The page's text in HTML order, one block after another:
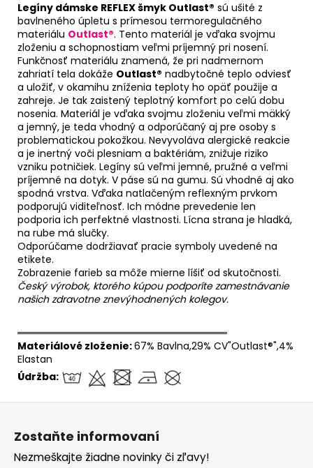
Legíny dámske REFLEX šmyk Outlast® sú ušité z
bavlneného úpletu s prímesou termoregulačného
materiálu Outlast®. Tento materiál je vďaka svojmu
zloženiu a schopnostiam veľmi príjemný pri nosení.
Funkčnosť materiálu znamená, že pri nadmernom
zahriatí tela dokáže Outlast® nadbytočné teplo odviesť
a uložiť, v okamihu zníženia teploty ho opäť použije a
zahreje. Je tak zaistený teplotný komfort po celú dobu
nosenia. Materiál je vďaka svojmu zloženiu veľmi mäkký
a jemný, je teda vhodný a odporúčaný aj pre osoby s
problematickou pokožkou. Nevyvoláva alergické reakcie
a je inertný voči plesniam a baktériám, znižuje riziko
vzniku potničiek. Legíny sú veľmi jemné, pružné a veľmi
príjemné na dotyk. V páse sú na gumu. Sú vhodné aj ako
spodná vrstva. Vďaka natlačeným reflexným prvkom
podporujú viditeľnosť. Ich módne prevedenie len
podporia ich perfektné vlastnosti. Lícna strana je hladká,
na rube má slučky.
Odporúčame dodržiavať pracie symboly uvedené na
etikete.
Zobrazenie farieb sa môže mierne líšiť od skutočnosti.
Český výrobok, ktorého kúpou podporíte zamestnávanie
našich zdravotne znevýhodnených kolegov.
══════════════════════════════
Materiálové zloženie:67% Bavlna,29% CV"Outlast®",4%
Elastan
Údržba:
Zostaňte informovaní
Nezmeškajte žiadne novinky či zľavy!